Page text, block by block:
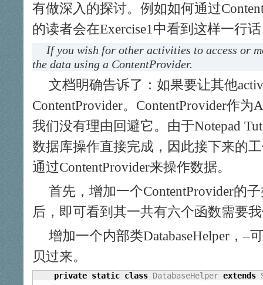
有做深入的探讨。例如如何通过
的读者会在Exercise1中看到这样一行
If you wish for other activities to access or
the data using a ContentProvider.
文档明确告诉了：如果要让其他
ContentProvider。ContentProvider作
我们没有理由回避它。由于Notepad
数据库操作直接完成，因此接下来的
通过ContentProvider来操作数据。
首先，增加一个ContentProvider的
后，即可看到其一共有六个函数需要
增加一个内部类DatabaseHelper，–
贝过来。
private static class DatabaseHelper extends